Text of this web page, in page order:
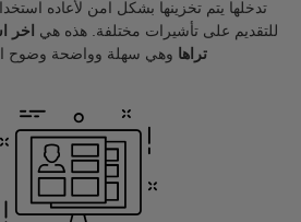
تدخلها يتم تخزينها بشكل امن لأعاده
للتقديم على تأشيرات مختلفة. هذه هي
اخر
تراها وهي سهلة وواضحة وضوح